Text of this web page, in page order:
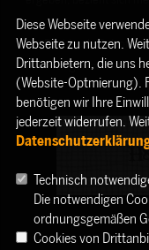
Die Rechte als
habe ich gelesen und
Diese Webseite
Webseite zu nutzen.
Drittanbietern, die uns
(Website-Optmierung).
benötigen wir Ihre
jederzeit widerrufen.
Technisch
Die notwendigen
ordnungsgemäßen
Cookies von